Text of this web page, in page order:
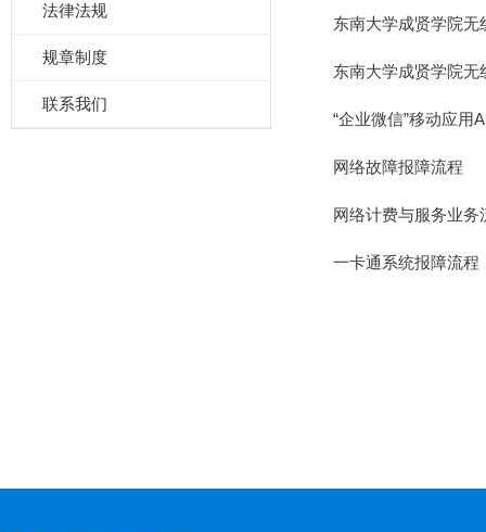
法律法规
规章制度
联系我们
东南大学成贤学院
东南大学成贤学院
“企业微信”移动应用
网络故障报障流程
网络计费与服务业务
一卡通系统报障流程